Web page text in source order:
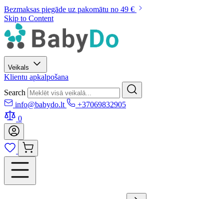
Bezmaksas piegāde uz pakomātu no 49 €
Skip to Content
Veikals
Klientu apkalpošana
Search
info@babydo.lt
+37069832905
0